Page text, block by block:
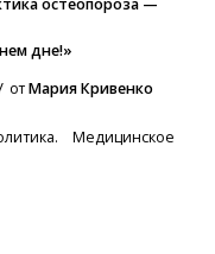
остеопороза —
дне!»
отМария Кривенко
Медицинское